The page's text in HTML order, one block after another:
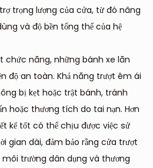
trọng lượng của cửa, từ đó nâng
và độ bền tổng thể của hệ
chức năng, những bánh xe lăn
độ an toàn. Khả năng trượt êm ái
bị kẹt hoặc trật bánh, tránh
hoặc thương tích do tai nạn. Hơn
kế tốt có thể chịu được việc sử
gian dài, đảm bảo rằng cửa trượt
trường dân dụng và thương